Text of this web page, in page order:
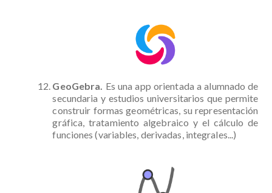
GeoGebra. Es una app orientada a alumnado de
secundaria y estudios universitarios que permite
construir formas geométricas, su representación
gráfica, tratamiento algebraico y el cálculo de
funciones (variables, derivadas, integrales...)